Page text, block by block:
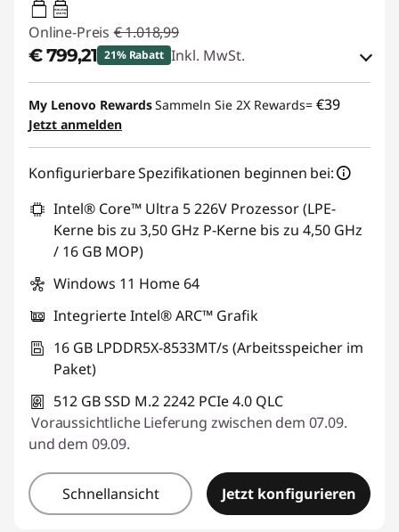
45W-65W
USB PD
Online-Preis € 1.018,99
€ 799,21 21% Rabatt Inkl. MwSt.
eCoupon-Rabatt :-€ 219,78
eCoupon :THINKDEAL
My Lenovo RewardsSammeln Sie 2X Rewards= €39
Jetzt anmelden
Konfigurierbare Spezifikationen beginnen bei:
Intel® Core™ Ultra 5 226V Prozessor (LPE-
Kerne bis zu 3,50 GHz P-Kerne bis zu 4,50 GHz
/ 16 GB MOP)
Windows 11 Home 64
Integrierte Intel® ARC™ Grafik
16 GB LPDDR5X-8533MT/s (Arbeitsspeicher im
Paket)
512 GB SSD M.2 2242 PCIe 4.0 QLC
Voraussichtliche Lieferung zwischen dem 07.09.
und dem 09.09.
Schnellansicht Jetzt konfigurieren